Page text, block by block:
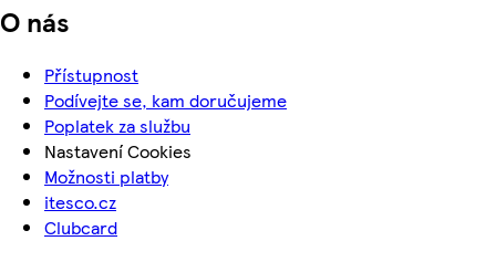
O nás
Přístupnost
Podívejte se, kam doručujeme
Poplatek za službu
Nastavení Cookies
Možnosti platby
itesco.cz
Clubcard